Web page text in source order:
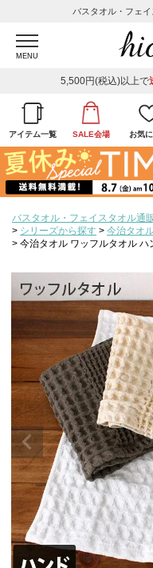
バスタオル・フェ
MENU
5,500円(税込)以上で
アイテム一覧 SALE会場 お気
バスタオル・フェイスタオル通
シリーズから探す
今治タオ
今治タオル ワッフルタオル ハ